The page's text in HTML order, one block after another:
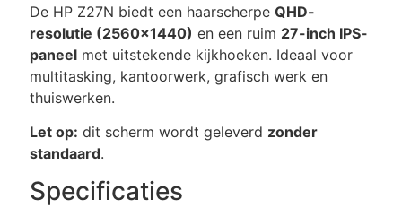
De HP Z27N biedt een haarscherpeQHD-
resolutie (2560×1440) en een ruim 27-inch IPS-
paneel met uitstekende kijkhoeken. Ideaal voor
multitasking, kantoorwerk, grafisch werk en
thuiswerken.
Let op: dit scherm wordt geleverd zonder
standaard.
Specificaties